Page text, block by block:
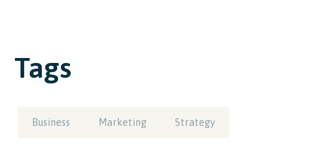
Tags
Business Marketing Strategy